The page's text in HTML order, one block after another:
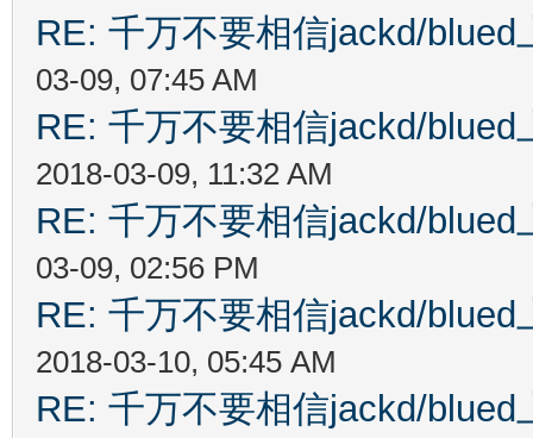
RE: 千万不要相信jackd/
03-09, 07:45 AM
RE: 千万不要相信jackd/
2018-03-09, 11:32 AM
RE: 千万不要相信jackd/
03-09, 02:56 PM
RE: 千万不要相信jackd/
2018-03-10, 05:45 AM
RE: 千万不要相信jackd/